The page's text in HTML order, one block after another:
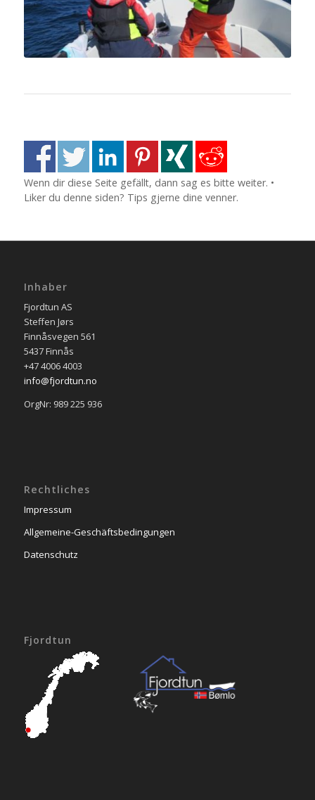
Wenn dir diese Seite gefällt, dann sag es bitte weiter. •
Liker du denne siden? Tips gjerne dine venner.
Inhaber
Fjordtun AS
Steffen Jørs
Finnåsvegen 561
5437 Finnås
+47 4006 4003
info@fjordtun.no
OrgNr: 989 225 936
Rechtliches
Impressum
Allgemeine-Geschäftsbedingungen
Datenschutz
Fjordtun